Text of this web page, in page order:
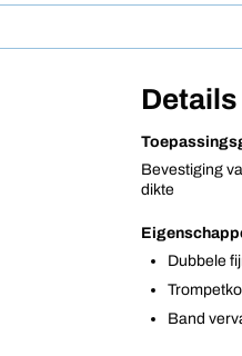
Details
Bevestiging
dikte
Dubbele
Band